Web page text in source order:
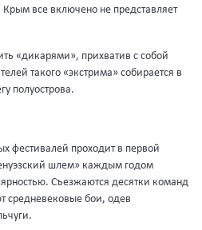
все включено не представляет
«дикарями», прихватив с собой
такого «экстрима» собирается в
полуострова.
фестивалей проходит в первой
шлем» каждым годом
Съезжаются десятки команд
средневековые бои, одев